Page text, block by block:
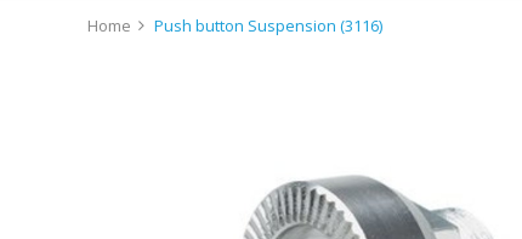
Home Push button Suspension (3116)